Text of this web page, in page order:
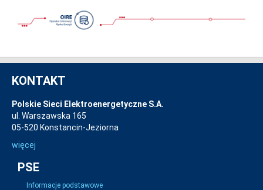
KONTAKT
Polskie Sieci Elektroenergetyczne S.A.
ul. Warszawska 165
05-520 Konstancin-Jeziorna
więcej
PSE
Informacje podstawowe